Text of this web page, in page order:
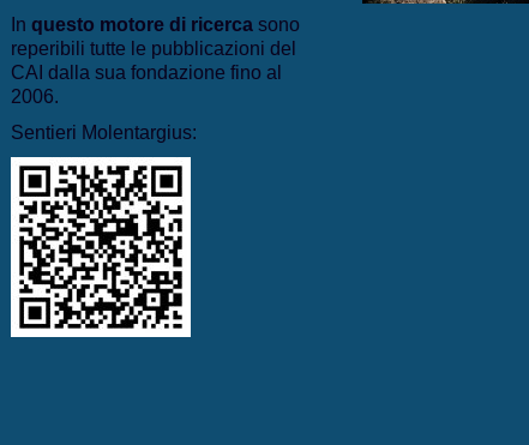
In questo motore di ricerca sono
reperibili tutte le pubblicazioni del
CAI dalla sua fondazione fino al
2006.
Sentieri Molentargius: